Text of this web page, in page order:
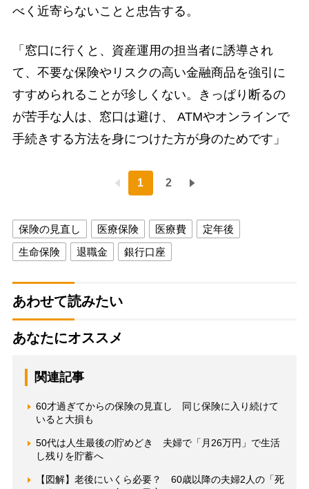
べく近寄らないことと忠告する。
「窓口に行くと、資産運用の担当者に誘導され
て、不要な保険やリスクの高い金融商品を強引に
すすめられることが珍しくない。きっぱり断るの
が苦手な人は、窓口は避け、 ATMやオンラインで
手続きする方法を身につけた方が身のためです」
1 2
保険の見直し 医療保険 医療費
定年後
生命保険
退職金 銀行口座
あわせて読みたい
あなたにオススメ
関連記事
60才過ぎてからの保険の見直し 同じ保険に入り続けて
いると大損も
50代は人生最後の貯めどき 夫婦で「月26万円」で生活
し残りを貯蓄へ
【図解】老後にいくら必要？ 60歳以降の夫婦2人の「死